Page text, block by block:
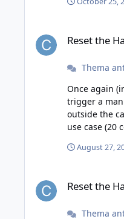
Reset the
Thema
Once again (in short) As it's not allowed to call tf_hall_effect_v2_get_counter() inside the callback handler,
trigger a
outside the
use case (20 counters
August 27,
Reset the
Thema